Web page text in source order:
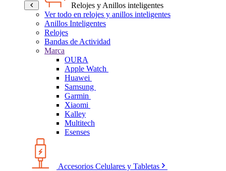
Relojes y Anillos inteligentes
Ver todo en relojes y anillos inteligentes
Anillos Inteligentes
Relojes
Bandas de Actividad
Marca
OURA
Apple Watch
Huawei
Samsung
Garmin
Xiaomi
Kalley
Multitech
Esenses
Accesorios Celulares y Tabletas